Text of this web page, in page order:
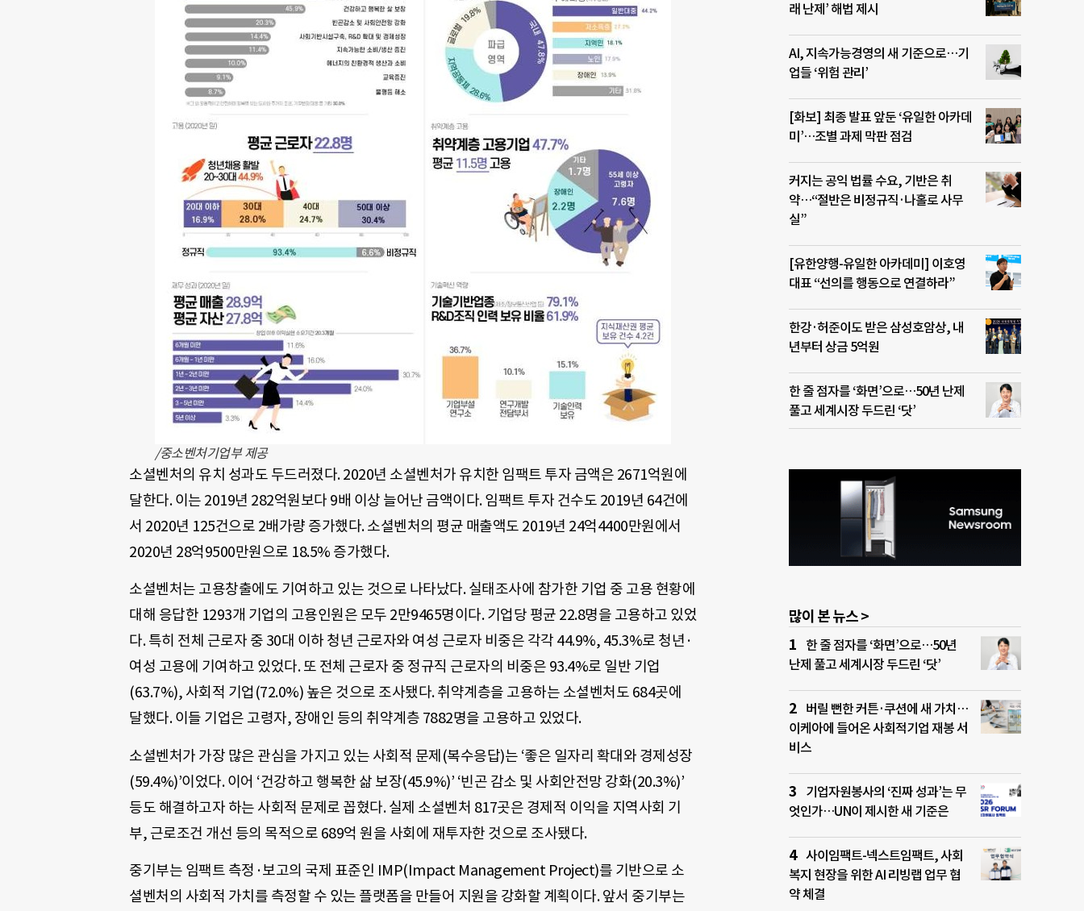
/중소벤처기업부 제공
소셜벤처의 유치 성과도 두드러졌다. 2020년 소셜벤처가 유치한 임팩트 투자 금액은 2671억원에
달한다. 이는 2019년 282억원보다 9배 이상 늘어난 금액이다. 임팩트 투자 건수도 2019년 64건에
서 2020년 125건으로 2배가량 증가했다. 소셜벤처의 평균 매출액도 2019년 24억4400만원에서
2020년 28억9500만원으로 18.5% 증가했다.
소셜벤처는 고용창출에도 기여하고 있는 것으로 나타났다. 실태조사에 참가한 기업 중 고용 현황에
대해 응답한 1293개 기업의 고용인원은 모두 2만9465명이다. 기업당 평균 22.8명을 고용하고 있었
다. 특히 전체 근로자 중 30대 이하 청년 근로자와 여성 근로자 비중은 각각 44.9%, 45.3%로 청년·
여성 고용에 기여하고 있었다. 또 전체 근로자 중 정규직 근로자의 비중은 93.4%로 일반 기업
(63.7%), 사회적 기업(72.0%) 높은 것으로 조사됐다. 취약계층을 고용하는 소셜벤처도 684곳에
달했다. 이들 기업은 고령자, 장애인 등의 취약계층 7882명을 고용하고 있었다.
소셜벤처가 가장 많은 관심을 가지고 있는 사회적 문제(복수응답)는 ‘좋은 일자리 확대와 경제성장
(59.4%)’이었다. 이어 ‘건강하고 행복한 삶 보장(45.9%)’ ‘빈곤 감소 및 사회안전망 강화(20.3%)’
등도 해결하고자 하는 사회적 문제로 꼽혔다. 실제 소셜벤처 817곳은 경제적 이익을 지역사회 기
부, 근로조건 개선 등의 목적으로 689억 원을 사회에 재투자한 것으로 조사됐다.
중기부는 임팩트 측정·보고의 국제 표준인 IMP(Impact Management Project)를 기반으로 소
셜벤처의 사회적 가치를 측정할 수 있는 플랫폼을 만들어 지원을 강화할 계획이다. 앞서 중기부는
래 난제’ 해법 제시
AI, 지속가능경영의 새 기준으로…기
업들 ‘위험 관리’
[화보] 최종 발표 앞둔 ‘유일한 아카데
미’…조별 과제 막판 점검
커지는 공익 법률 수요, 기반은 취
약…“절반은 비정규직·나홀로 사무
실”
[유한양행-유일한 아카데미] 이호영
대표 “선의를 행동으로 연결하라”
한강·허준이도 받은 삼성호암상, 내
년부터 상금 5억원
한 줄 점자를 ‘화면’으로…50년 난제
풀고 세계시장 두드린 ‘닷’
많이 본 뉴스 >
한 줄 점자를 ‘화면’으로…50년
난제 풀고 세계시장 두드린 ‘닷’
버릴 뻔한 커튼·쿠션에 새 가치…
이케아에 들어온 사회적기업 재봉 서
비스
기업자원봉사의 ‘진짜 성과’는 무
엇인가…UN이 제시한 새 기준은
사이임팩트-넥스트임팩트, 사회
복지 현장을 위한 AI 리빙랩 업무 협
약 체결